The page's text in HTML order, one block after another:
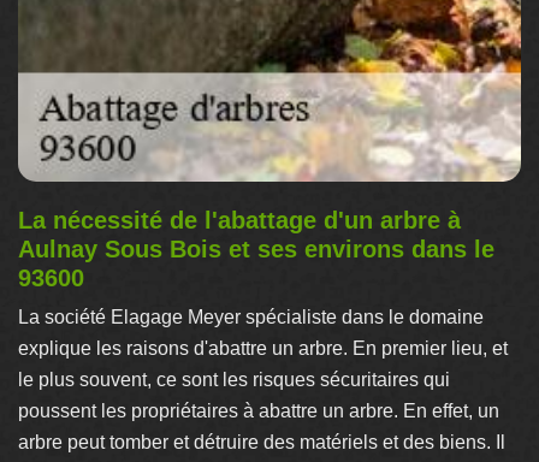
La nécessité de l'abattage d'un arbre à
Aulnay Sous Bois et ses environs dans le
93600
La société Elagage Meyer spécialiste dans le domaine
explique les raisons d'abattre un arbre. En premier lieu, et
le plus souvent, ce sont les risques sécuritaires qui
poussent les propriétaires à abattre un arbre. En effet, un
arbre peut tomber et détruire des matériels et des biens. Il